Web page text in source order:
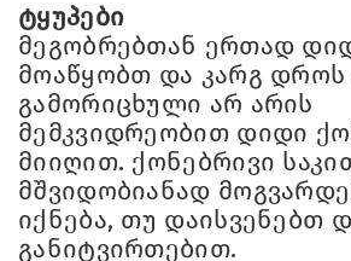
ტყუპები
მეგობრებთან ერთად
მოაწყობთ და კარგ დროს
გამორიცხული არ არის
მემკვიდრეობით დიდი
მიიღით. ქონებრივი
მშვიდობიანად
იქნება, თუ დაისვენებთ
განიტვირთებით.